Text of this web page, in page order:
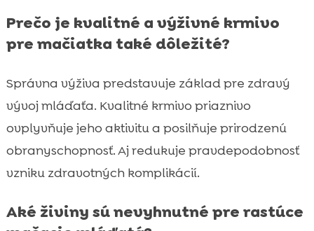
Prečo je kvalitné a výživné krmivo
pre mačiatka také dôležité?
Správna výživa predstavuje základ pre zdravý
vývoj mláďaťa. Kvalitné krmivo priaznivo
ovplyvňuje jeho aktivitu a posilňuje prirodzenú
obranyschopnosť. Aj redukuje pravdepodobnosť
vzniku zdravotných komplikácií.
Aké živiny sú nevyhnutné pre rastúce